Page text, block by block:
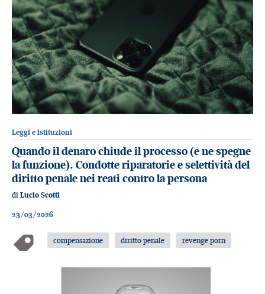
Leggi e istituzioni
Quando il denaro chiude il processo (e ne spegne
la funzione). Condotte riparatorie e selettività del
diritto penale nei reati contro la persona
di Lucio Scotti
23/03/2026
compensazione diritto penale revenge porn